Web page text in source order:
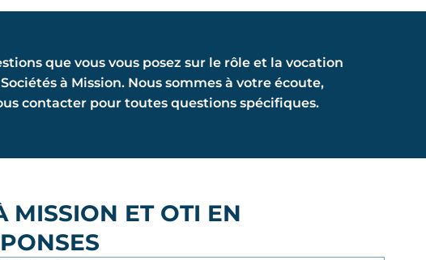
que vous vous posez sur le rôle et la vocation
à Mission. Nous sommes à votre écoute,
contacter pour toutes questions spécifiques.
MISSION ET OTI EN